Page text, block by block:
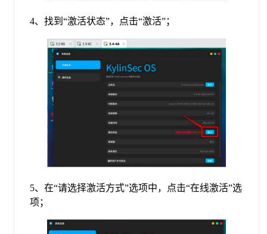
4、找到“激活状态”，点击“激活”；
5、在“请选择激活方式”选项中，点击“在线激活”选
项；